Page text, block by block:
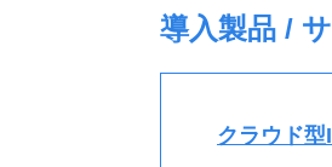
導入製品 /
クラウド